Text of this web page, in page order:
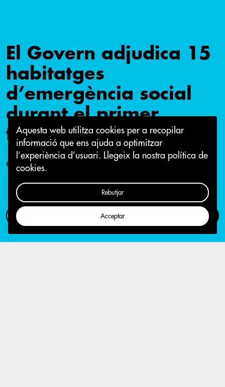
Aquesta web utilitza cookies per a recopilar
informació que ens ajuda a optimitzar
l’experiència d’usuari. Llegeix la nostra política de
cookies.
Rebutjar
Acceptar
El Govern adjudica 15
habitatges
d’emergència social
durant el primer
trimestre
6 d'abril 2016
Com participar Campanya